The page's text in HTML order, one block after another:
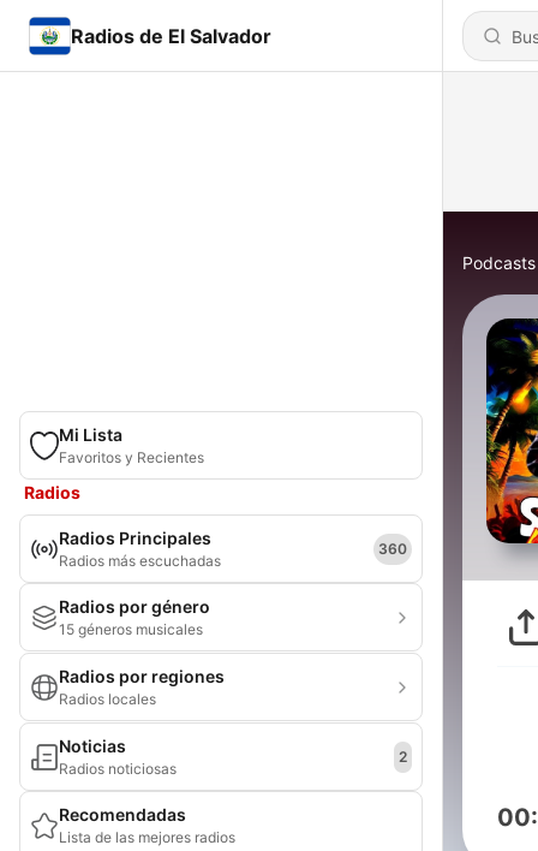
Radios de El Salvador
Mi Lista
Favoritos y Recientes
Radios
Radios Principales
Radios más escuchadas
360
Radios por género
15 géneros musicales
Radios por regiones
Radios locales
Noticias
Radios noticiosas
2
Recomendadas
Lista de las mejores radios
Podcasts